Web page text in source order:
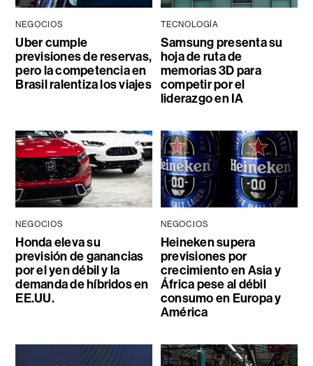
NEGOCIOS
Uber cumple
previsiones de reservas,
pero la competencia en
Brasil ralentiza los viajes
TECNOLOGÍA
Samsung presenta su
hoja de ruta de
memorias 3D para
competir por el
liderazgo en IA
NEGOCIOS
Honda eleva su
previsión de ganancias
por el yen débil y la
demanda de híbridos en
EE.UU.
NEGOCIOS
Heineken supera
previsiones por
crecimiento en Asia y
África pese al débil
consumo en Europa y
América